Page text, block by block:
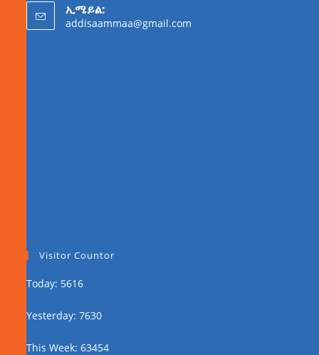
ኢሜይል:
addisaammaa@gmail.com
Visitor Countor
Today: 5616
Yesterday: 7630
This Week: 63454